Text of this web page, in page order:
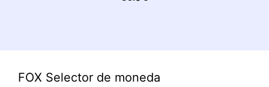
FOX Selector de moneda